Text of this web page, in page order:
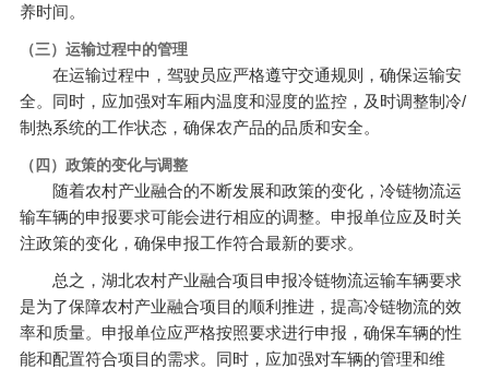
养时间。
（三）运输过程中的管理
在运输过程中，驾驶员应严格遵守交通规则，确保运输安
全。同时，应加强对车厢内温度和湿度的监控，及时调整制冷/
制热系统的工作状态，确保农产品的品质和安全。
（四）政策的变化与调整
随着农村产业融合的不断发展和政策的变化，冷链物流运
输车辆的申报要求可能会进行相应的调整。申报单位应及时关
注政策的变化，确保申报工作符合最新的要求。
总之，湖北农村产业融合项目申报冷链物流运输车辆要求
是为了保障农村产业融合项目的顺利推进，提高冷链物流的效
率和质量。申报单位应严格按照要求进行申报，确保车辆的性
能和配置符合项目的需求。同时，应加强对车辆的管理和维